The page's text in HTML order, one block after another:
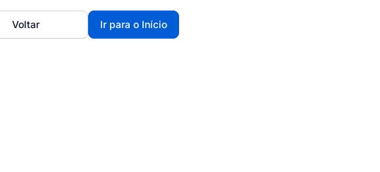
Ir para o Início
Voltar